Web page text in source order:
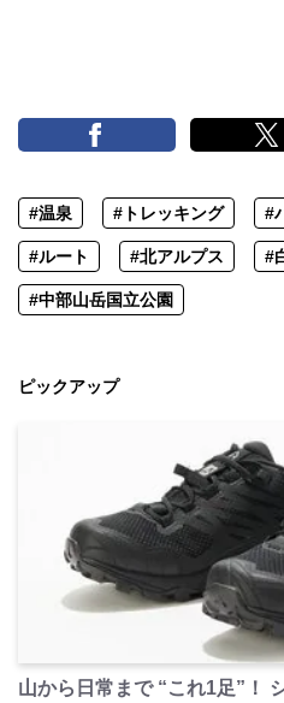
#温泉 #トレッキング #
#ルート #北アルプス #
#中部山岳国立公園
ピックアップ
山から日常まで “これ1足”！